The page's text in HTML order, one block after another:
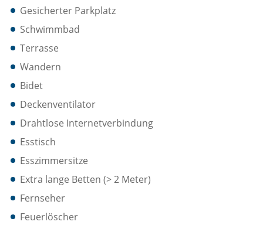
Gesicherter Parkplatz
Schwimmbad
Terrasse
Wandern
Bidet
Deckenventilator
Drahtlose Internetverbindung
Esstisch
Esszimmersitze
Extra lange Betten (> 2 Meter)
Fernseher
Feuerlöscher